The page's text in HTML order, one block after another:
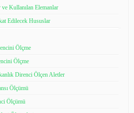
ve Kullanılan Elemanlar
Edilecek Hususlar
Ölçme
Ölçme
Direnci Ölçen Aletler
Ölçümü
Ölçümü